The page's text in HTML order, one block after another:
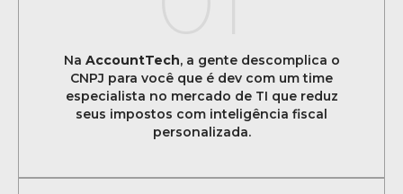
Na AccountTech, a gente descomplica o
CNPJ para você que é dev com um time
especialista no mercado de TI que reduz
seus impostos com inteligência fiscal
personalizada.